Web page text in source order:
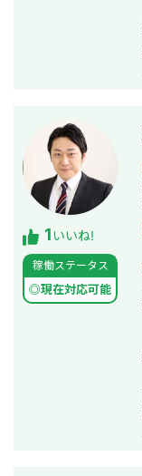
1いいね!
稼働ステータス
◎現在対応可能